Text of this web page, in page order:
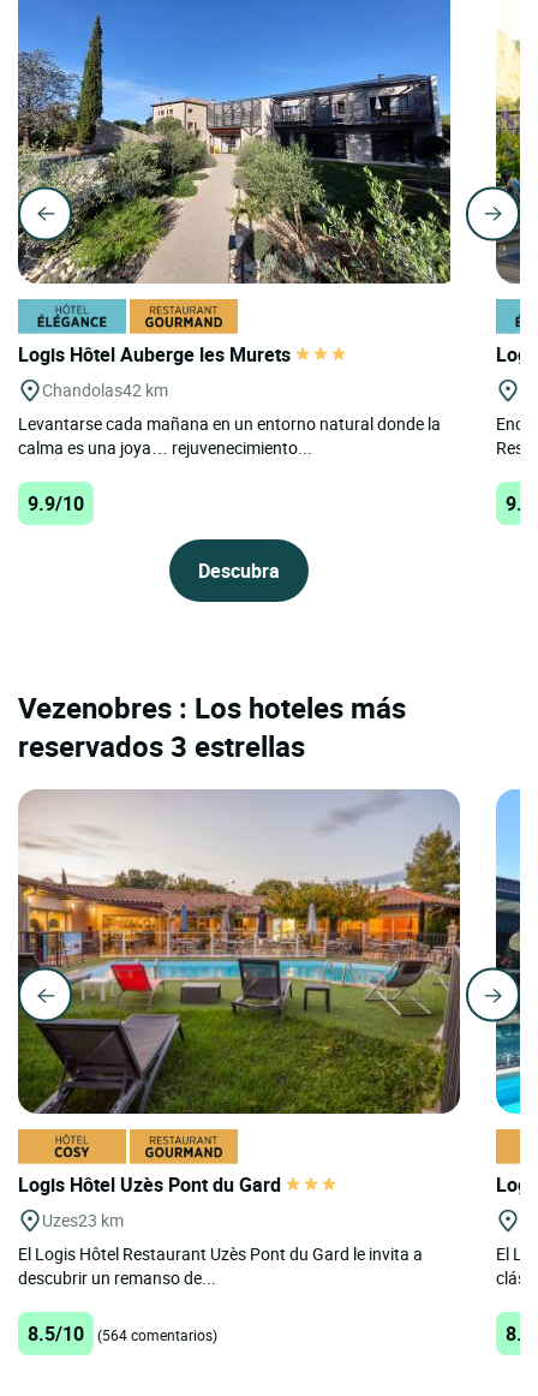
Logis Hôtel Auberge les Murets
Chandolas42 km
Levantarse cada mañana en un entorno natural donde la
calma es una joya… rejuvenecimiento...
9.9/10
Descubra
Vezenobres : Los hoteles más
reservados 3 estrellas
Logis Hôtel Uzès Pont du Gard
Uzes23 km
El Logis Hôtel Restaurant Uzès Pont du Gard le invita a
descubrir un remanso de...
8.5/10 (564 comentarios)
El